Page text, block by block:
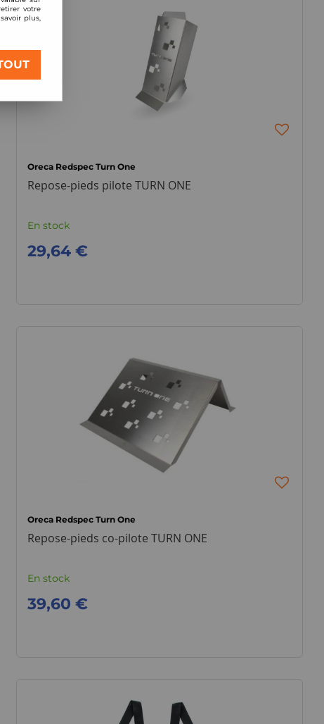
Oreca Redspec Turn One
Repose-pieds pilote TURN ONE
En stock
29,64 €
Oreca Redspec Turn One
Repose-pieds co-pilote TURN ONE
En stock
39,60 €
votre
plus,